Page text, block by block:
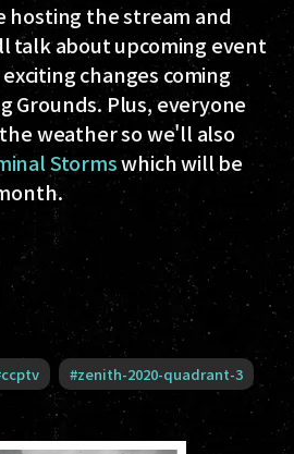
hosting the stream and
talk about upcoming event
changes coming
Grounds. Plus, everyone
weather so we'll also
Stormswhich will be
ccptv #zenith-2020-quadrant-3